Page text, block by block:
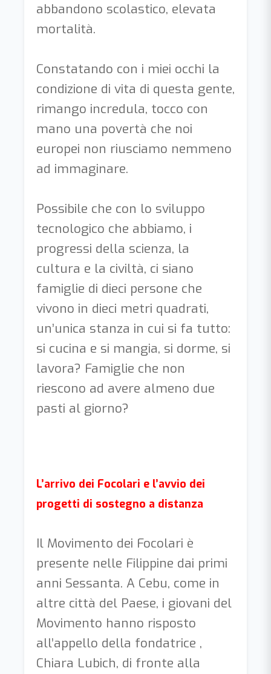
abbandono scolastico, elevata
mortalità.
Constatando con i miei occhi la
condizione di vita di questa gente,
rimango incredula, tocco con
mano una povertà che noi
europei non riusciamo nemmeno
ad immaginare.
Possibile che con lo sviluppo
tecnologico che abbiamo, i
progressi della scienza, la
cultura e la civiltà, ci siano
famiglie di dieci persone che
vivono in dieci metri quadrati,
un’unica stanza in cui si fa tutto:
si cucina e si mangia, si dorme, si
lavora? Famiglie che non
riescono ad avere almeno due
pasti al giorno?
L’arrivo dei Focolari e l’avvio dei
progetti di sostegno a distanza
Il Movimento dei Focolari è
presente nelle Filippine dai primi
anni Sessanta. A Cebu, come in
altre città del Paese, i giovani del
Movimento hanno risposto
all’appello della fondatrice ,
Chiara Lubich, di fronte alla